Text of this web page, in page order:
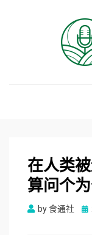
在人类
算问个
by食通社